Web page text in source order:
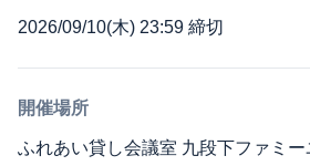
2026/09/10(木) 23:59 締切
開催場所
ふれあい貸し会議室 九段下ファミ